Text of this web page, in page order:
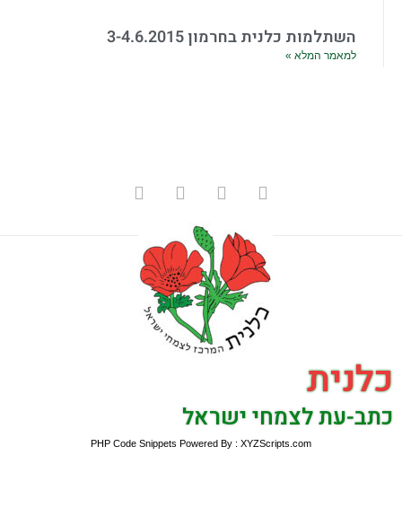
השתלמות כלנית בחרמון 3-4.6.2015
למאמר המלא »
כלנית
כתב-עת לצמחי ישראל
PHP Code Snippets Powered By : XYZScripts.com